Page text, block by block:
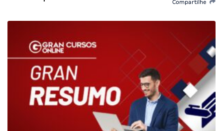
Compartilhe